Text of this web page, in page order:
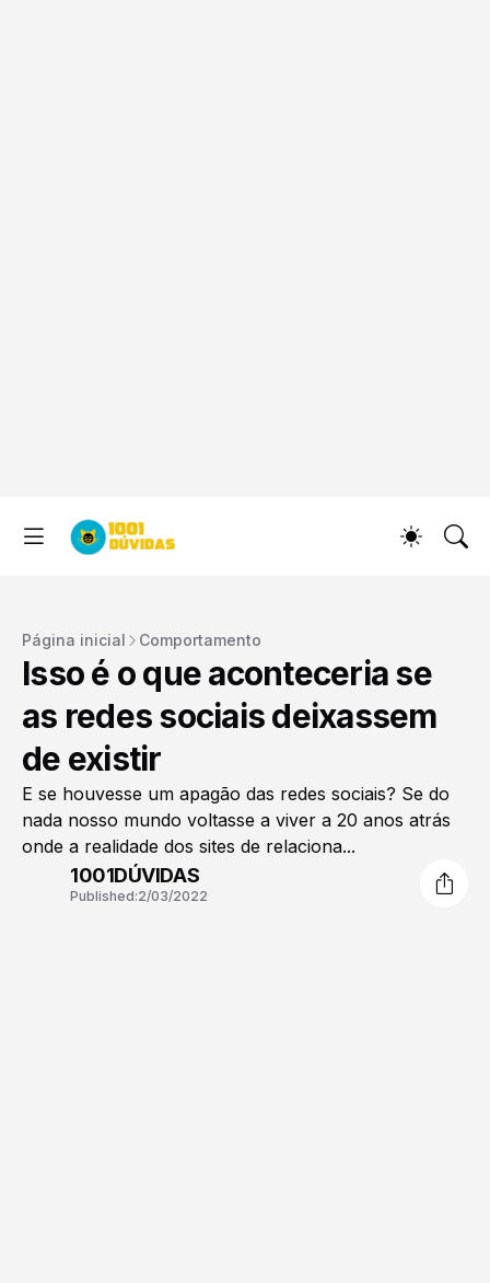
Página inicial Comportamento
Isso é o que aconteceria se
as redes sociais deixassem
de existir
E se houvesse um apagão das redes sociais? Se do
nada nosso mundo voltasse a viver a 20 anos atrás
onde a realidade dos sites de relaciona...
1001DÚVIDAS
Published:2/03/2022